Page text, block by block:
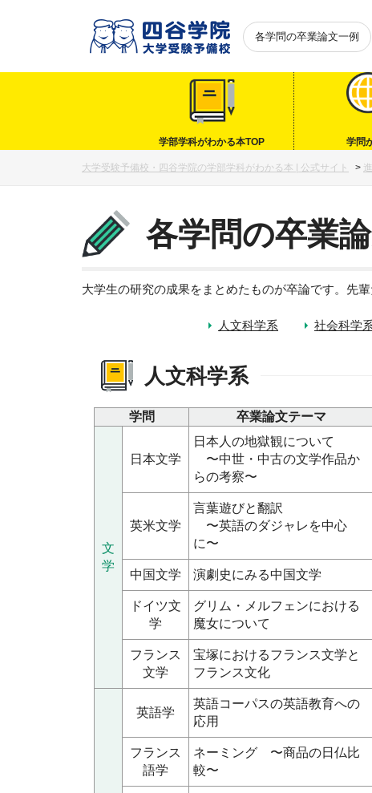
各学問の卒業論文一例
学部学科がわかる本TOP 学問
大学受験予備校・四谷学院の学部学科がわかる本 | 公式サイト >
各学問の卒業
大学生の研究の成果をまとめたものが卒論です。先
人文科学系 社会科学
人文科学系
学問 卒業論文テーマ
文
学
日本文学
日本人の地獄観について
〜中世・中古の文学作品か
らの考察〜
英米文学
言葉遊びと翻訳
〜英語のダジャレを中心
に〜
中国文学 演劇史にみる中国文学
ドイツ文
学
グリム・メルフェンにおける
魔女について
フランス
文学
宝塚におけるフランス文学と
フランス文化
英語学
英語コーパスの英語教育への
応用
フランス
語学
ネーミング 〜商品の日仏比
較〜